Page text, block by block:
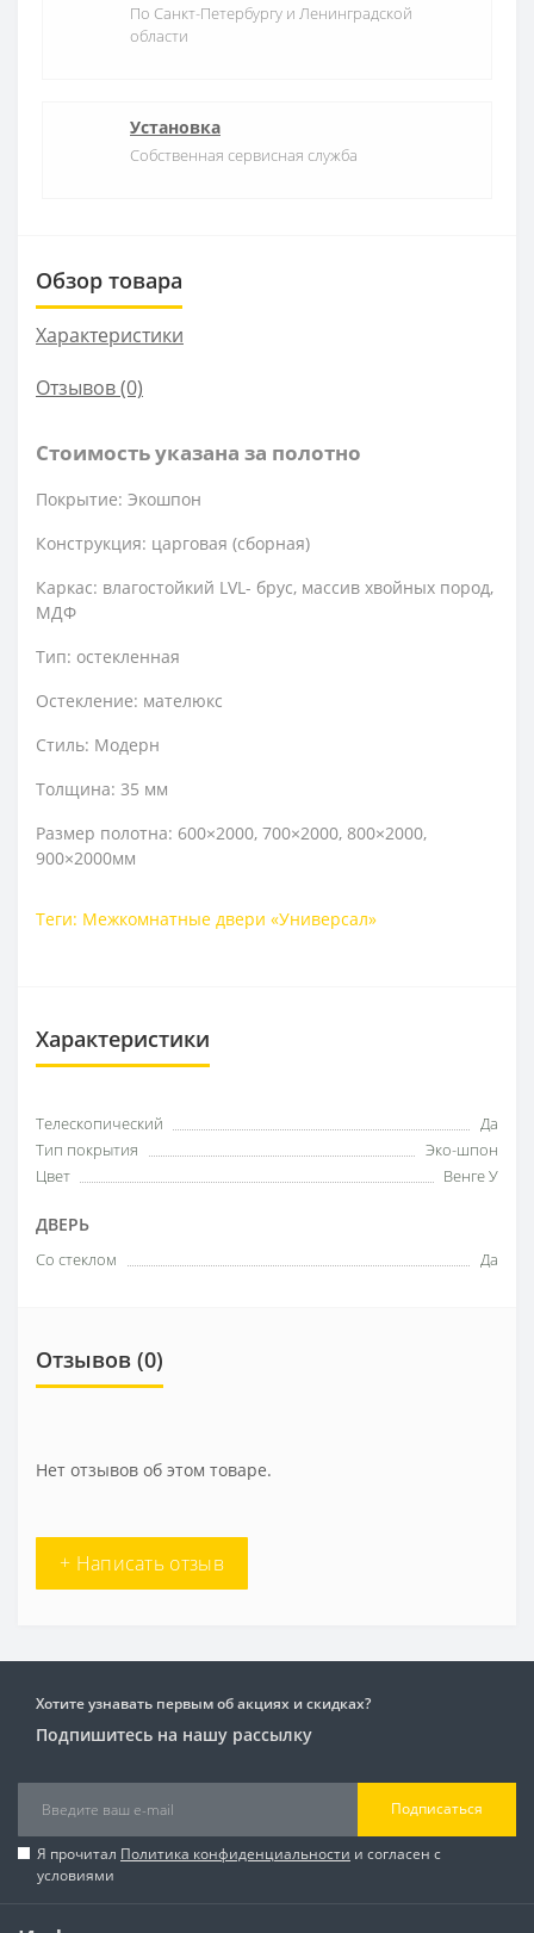
По Санкт-Петербургу и Ленинградской
области
Установка
Собственная сервисная служба
Обзор товара
Характеристики
Отзывов (0)
Стоимость указана за полотно
Покрытие: Экошпон
Конструкция: царговая (сборная)
Каркас: влагостойкий LVL- брус, массив хвойных пород,
МДФ
Тип: остекленная
Остекление: мателюкс
Стиль: Модерн
Толщина: 35 мм
Размер полотна: 600×2000, 700×2000, 800×2000,
900×2000мм
Теги: Межкомнатные двери «Универсал»
Характеристики
Телескопический
Да
Тип покрытия
Эко-шпон
Цвет
Венге У
ДВЕРЬ
Со стеклом Да
Отзывов (0)
Нет отзывов об этом товаре.
+ Написать отзыв
Хотите узнавать первым об акциях и скидках?
Подпишитесь на нашу рассылку
Подписаться
Я прочитал Политика конфиденциальности и согласен с
условиями